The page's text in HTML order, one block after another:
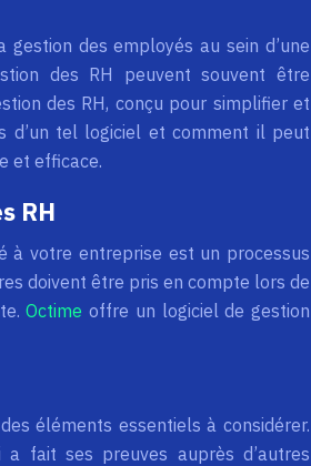
des employés au sein d’une
des RH peuvent souvent être
des RH, conçu pour simplifier et
d’un tel logiciel et comment il peut
et efficace.
RH
à votre entreprise est un processus
doivent être pris en compte lors de
Octime offre un logiciel de gestion
éléments essentiels à considérer.
fait ses preuves auprès d’autres